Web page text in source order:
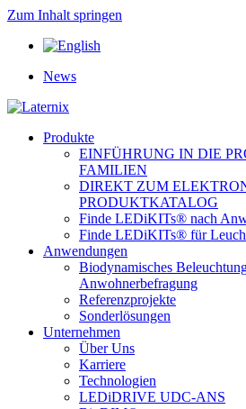
Zum Inhalt springen
News
Produkte
EINFÜHRUNG IN DIE
FAMILIEN
DIREKT ZUM
PRODUKTKATALOG
Finde LEDiKITs® nach
Finde LEDiKITs® für
Anwendungen
Biodynamisches
Anwohnerbefragung
Referenzprojekte
Sonderlösungen
Unternehmen
Über Uns
Karriere
Technologien
LEDiDRIVE UDC-ANS